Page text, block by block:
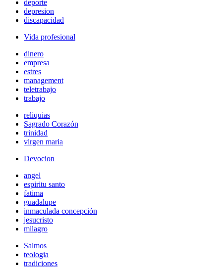
deporte
depresion
discapacidad
Vida profesional
dinero
empresa
estres
management
teletrabajo
trabajo
reliquias
Sagrado Corazón
trinidad
virgen maria
Devocion
angel
espiritu santo
fatima
guadalupe
inmaculada concepción
jesucristo
milagro
Salmos
teologia
tradiciones